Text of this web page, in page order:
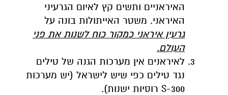
האיראניים ותשים קץ לאיום הגרעיני
האיראני. משטר האייתולות בונה על
גרעין איראני כמקור כוח לשנות את פני
העולם.
לאיראנים אין מערכות הגנה של טילים
נגד טילים כפי שיש לישראל (יש מערכות
S-300 רוסיות ישנות).